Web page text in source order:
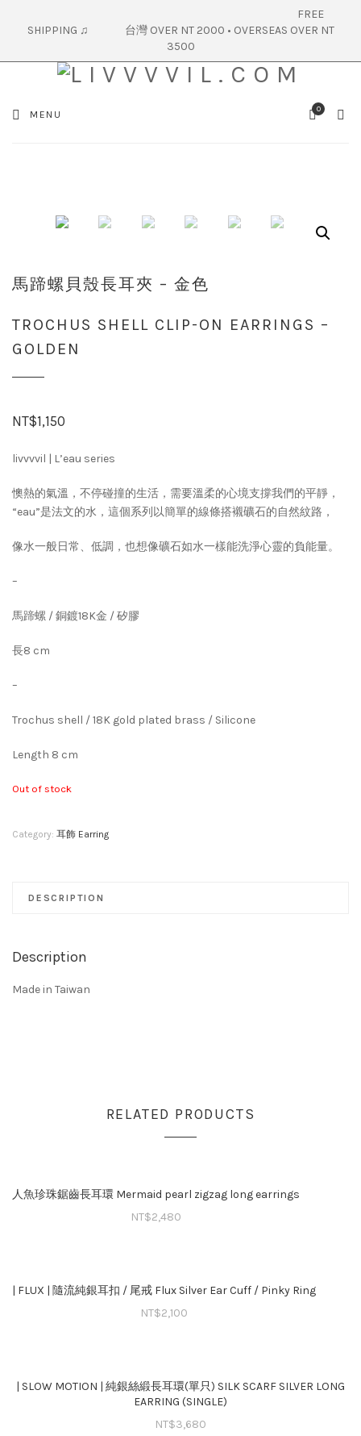
FREE
SHIPPING ♫ 台灣 OVER NT 2000 • OVERSEAS OVER NT
3500
MENU 0
馬蹄螺貝殼長耳夾 – 金色
TROCHUS SHELL CLIP-ON EARRINGS –
GOLDEN
NT$1,150
livvvvil | L’eau series
懊熱的氣溫，不停碰撞的生活，需要溫柔的心境支撐我們的平靜，
“eau”是法文的水，這個系列以簡單的線條搭襯礦石的自然紋路，
像水一般日常、低調，也想像礦石如水一樣能洗淨心靈的負能量。
–
馬蹄螺 / 銅鍍18K金 / 矽膠
長8 cm
–
Trochus shell / 18K gold plated brass / Silicone
Length 8 cm
Out of stock
Category: 耳飾 Earring
DESCRIPTION
Description
Made in Taiwan
RELATED PRODUCTS
人魚珍珠鋸齒長耳環 Mermaid pearl zigzag long earrings
NT$2,480
| FLUX | 隨流純銀耳扣 / 尾戒 Flux Silver Ear Cuff / Pinky Ring
NT$2,100
| SLOW MOTION | 純銀絲緞長耳環(單只) SILK SCARF SILVER LONG
EARRING (SINGLE)
NT$3,680